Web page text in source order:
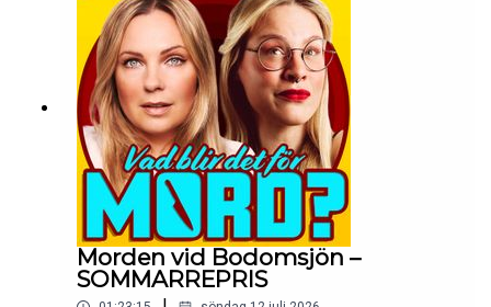
Morden vid Bodomsjön –
SOMMARREPRIS